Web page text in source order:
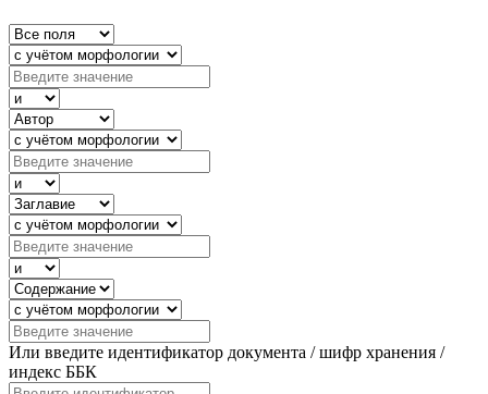
Или введите идентификатор документа / шифр хранения /
индекс ББК